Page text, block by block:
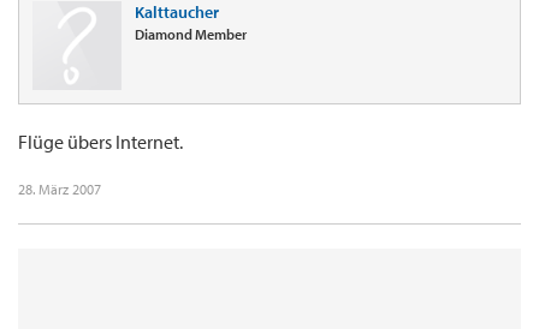
Kalttaucher
Diamond Member
Flüge übers Internet.
28. März 2007